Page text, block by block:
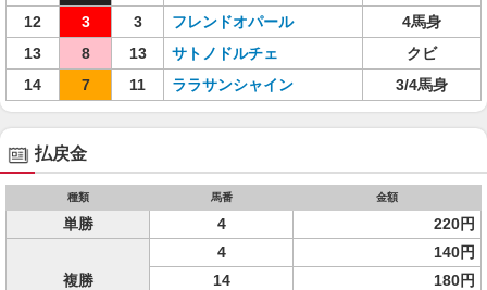
12
3 3 フレンドオパール
4馬身
13
8 13 サトノドルチェ
クビ
14
7 11 ララサンシャイン 3/4馬身
払戻金
種類 馬番 金額
単勝 4 220円
複勝
4
140円
14
180円